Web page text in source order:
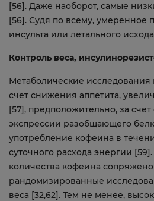
[56]. Даже наоборот, самые
[56]. Судя по всему, умеренное
инсульта или летального
Контроль веса,
Метаболические исследования
счет снижения аппетита,
[57], предположительно, за
экспрессии разобщающего
употребление кофеина в
суточного расхода энергии
количества кофеина
рандомизированные
веса [32,62]. Тем не менее,